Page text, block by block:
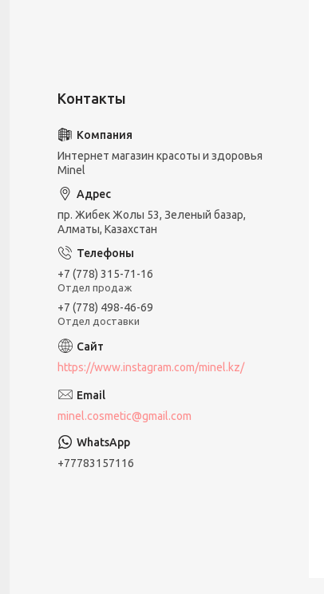
Интернет магазин красоты и здоровья
Minel
пр. Жибек Жолы 53, Зеленый базар,
Алматы, Казахстан
+7 (778) 315-71-16
Отдел продаж
+7 (778) 498-46-69
Отдел доставки
https://www.instagram.com/minel.kz/
minel.cosmetic@gmail.com
+77783157116